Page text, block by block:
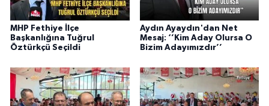
MHP Fethiye İlçe
Başkanlığına Tuğrul
Öztürkçü Seçildi
Aydın Ayaydın'dan Net
Mesaj: ‘’Kim Aday Olursa O
Bizim Adayımızdır’’